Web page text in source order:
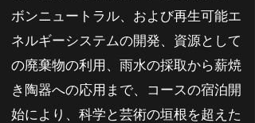
ボンニュートラル、および再生可能エ
ネルギーシステムの開発、資源として
の廃棄物の利用、雨水の採取から薪焼
き陶器への応用まで、コースの宿泊開
始により、科学と芸術の垣根を超えた